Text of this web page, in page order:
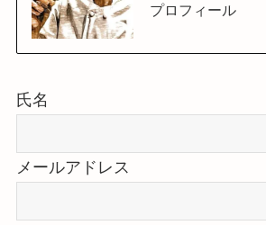
プロフィール
氏名
メールアドレス